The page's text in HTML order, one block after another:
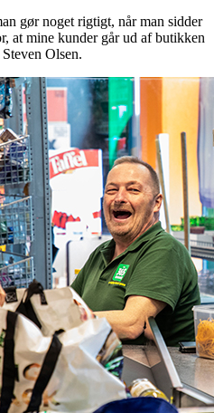
gør noget rigtigt, når man sidder
at mine kunder går ud af butikken
Olsen.